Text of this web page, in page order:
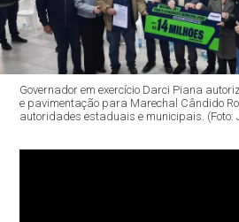
Governador em exercício Darci Piana
e pavimentação para Marechal Cândido
autoridades estaduais e municipais. (Foto: